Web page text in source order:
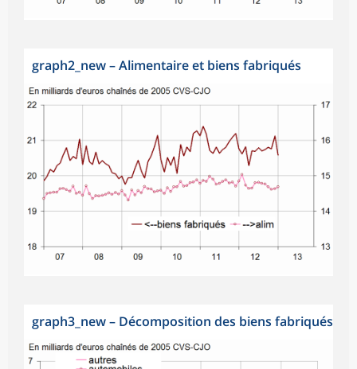
graph2_new–Alimentaire et biens fabriqués
graph3_new– Décomposition des biens fabriqués